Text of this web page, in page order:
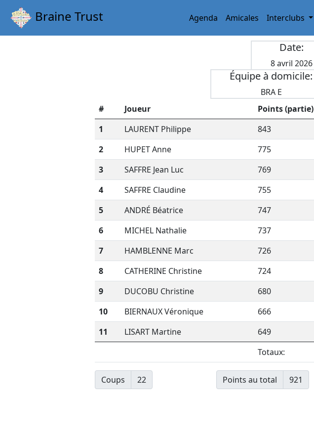
Braine Trust Agenda Amicales Interclubs
Date:
8 avril 2026
Équipe à domicile:
BRA E
#
Joueur Points (partie)
1
LAURENT Philippe 843
2
HUPET Anne 775
3
SAFFRE Jean Luc 769
4
SAFFRE Claudine 755
5
ANDRÉ Béatrice 747
6
MICHEL Nathalie 737
7
HAMBLENNE Marc 726
8
CATHERINE Christine 724
9
DUCOBU Christine 680
10
BIERNAUX Véronique 666
11
LISART Martine 649
Totaux:
Coups 22 Points au total 921